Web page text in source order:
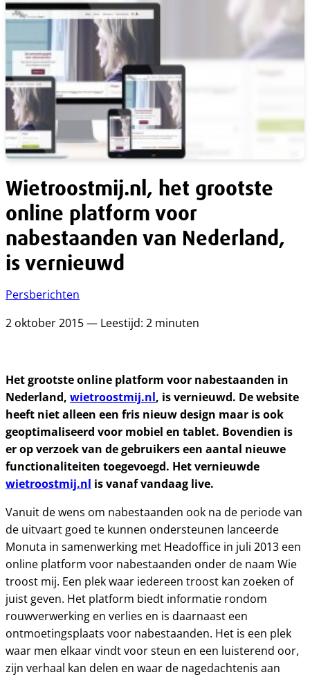
Wietroostmij.nl, het grootste
online platform voor
nabestaanden van Nederland,
is vernieuwd
Persberichten
2 oktober 2015 — Leestijd: 2 minuten
Het grootste online platform voor nabestaanden in
Nederland, wietroostmij.nl, is vernieuwd. De website
heeft niet alleen een fris nieuw design maar is ook
geoptimaliseerd voor mobiel en tablet. Bovendien is
er op verzoek van de gebruikers een aantal nieuwe
functionaliteiten toegevoegd. Het vernieuwde
wietroostmij.nl is vanaf vandaag live.
Vanuit de wens om nabestaanden ook na de periode van
de uitvaart goed te kunnen ondersteunen lanceerde
Monuta in samenwerking met Headoffice in juli 2013 een
online platform voor nabestaanden onder de naam Wie
troost mij. Een plek waar iedereen troost kan zoeken of
juist geven. Het platform biedt informatie rondom
rouwverwerking en verlies en is daarnaast een
ontmoetingsplaats voor nabestaanden. Het is een plek
waar men elkaar vindt voor steun en een luisterend oor,
zijn verhaal kan delen en waar de nagedachtenis aan